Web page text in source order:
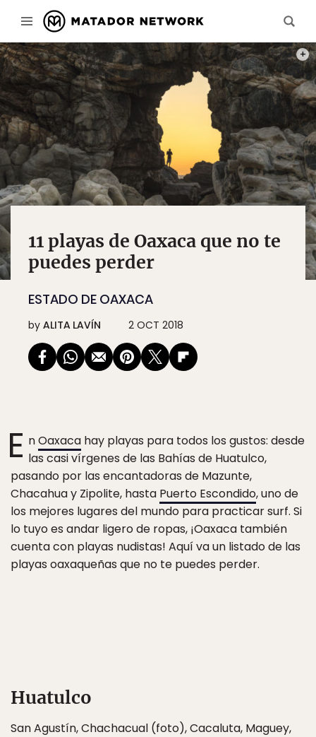
11 playas de Oaxaca que no te
puedes perder
ESTADO DE OAXACA
by ALITA LAVÍN 2 OCT 2018
E nOaxaca hay playas para todos los gustos: desde
las casi vírgenes de las Bahías de Huatulco,
pasando por las encantadoras de Mazunte,
Chacahua y Zipolite, hasta Puerto Escondido, uno de
los mejores lugares del mundo para practicar surf. Si
lo tuyo es andar ligero de ropas, ¡Oaxaca también
cuenta con playas nudistas! Aquí va un listado de las
playas oaxaqueñas que no te puedes perder.
Huatulco
San Agustín, Chachacual (foto), Cacaluta, Maguey,